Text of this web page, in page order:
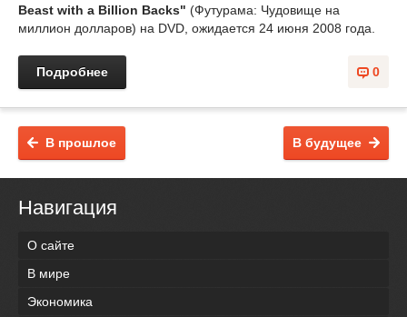
Beast with a Billion Backs" (Футурама: Чудовище на
миллион долларов) на DVD, ожидается 24 июня 2008 года.
0
Подробнее
В будущее
В прошлое
Навигация
О сайте
В мире
Экономика